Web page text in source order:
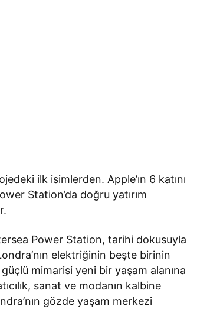
ilk isimlerden. Apple’ın 6 katını
Station’da doğru yatırım
Power Station, tarihi dokusuyla
elektriğinin beşte birinin
mimarisi yeni bir yaşam alanına
sanat ve modanın kalbine
gözde yaşam merkezi